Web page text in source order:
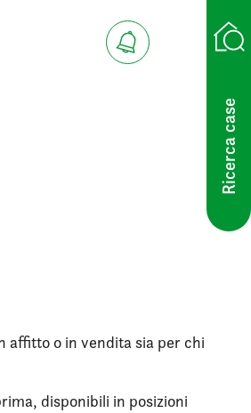
Ricerca case
affitto o in vendita sia per chi
disponibili in posizioni